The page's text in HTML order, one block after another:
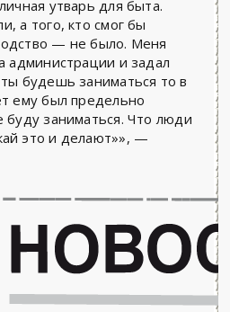
утварь для быта.
а того, кто смог бы
— не было. Меня
администрации и задал
будешь заниматься то в
ему был предельно
заниматься. Что люди
это и делают»», —